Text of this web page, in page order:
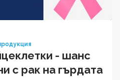
- шанс
с рак на гърдата